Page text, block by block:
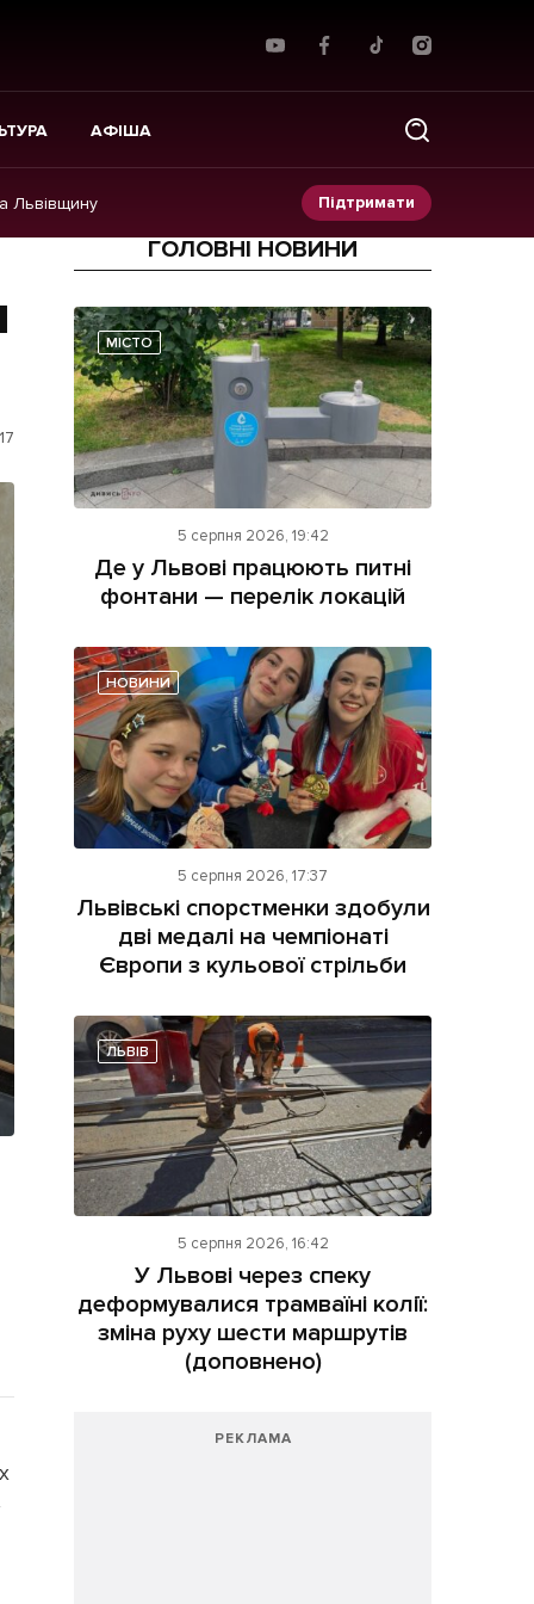
АФІША
Львівщину Підтримати
Прес-релізи
Фото/Відео
Made in Lviv
на сайті
ГОЛОВНІ НОВИНИ
МІСТО
5 серпня 2026, 19:42
Де у Львові працюють питні
фонтани — перелік локацій
НОВИНИ
5 серпня 2026, 17:37
Львівські спорстменки здобули
дві медалі на чемпіонаті
Європи з кульової стрільби
ЛЬВІВ
5 серпня 2026, 16:42
У Львові через спеку
деформувалися трамваїні колії:
зміна руху шести маршрутів
(доповнено)
РЕКЛАМА